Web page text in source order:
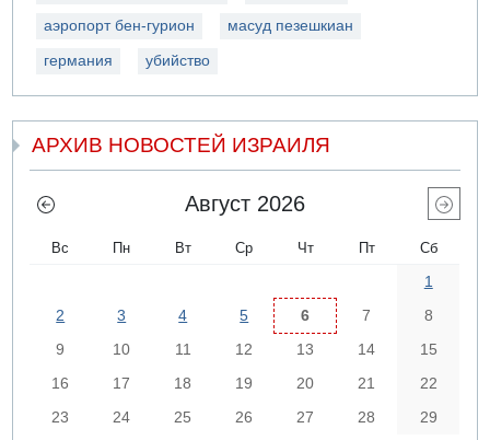
аэропорт бен-гурион масуд пезешкиан
германия убийство
АРХИВ НОВОСТЕЙ ИЗРАИЛЯ
Август 2026
Вс Пн Вт Ср Чт Пт Сб
1
2
3 4 5 6 7
8
9
10 11 12 13 14
15
16
17 18 19 20 21
22
23
24 25 26 27 28
29